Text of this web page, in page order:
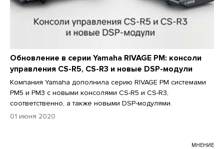
Обновление в серии Yamaha RIVAGE PM: консоли
управления CS-R5, CS-R3 и новые DSP-модули
Компания Yamaha дополнила серию RIVAGE PM системами
PM5 и PM3 с новыми консолями CS-R5 и CS-R3,
соответственно, а также новыми DSP-модулями.
01 июня 2020
МНЕНИЕ